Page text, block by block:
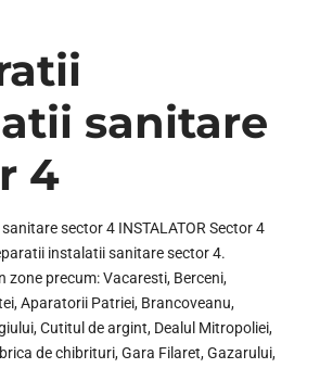
sanitare
4
sector 4 INSTALATOR Sector 4
instalatii sanitare sector 4.
zone precum: Vacaresti, Berceni,
Aparatorii Patriei, Brancoveanu,
Cutitul de argint, Dealul Mitropoliei,
de chibrituri, Gara Filaret, Gazarului,